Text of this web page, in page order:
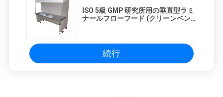
ISO 5級 GMP 研究所用の垂直型ラミ
ナールフローフード (クリーンベン
続行